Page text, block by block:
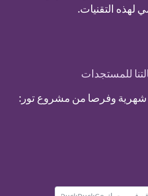
لهذه التقنيات.
للمستجدات
شهرية وفرصا من مشروع تور: